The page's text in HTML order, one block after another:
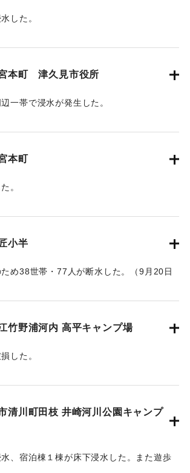
した。
本町 津久見市役所
一帯で浸水が発生した。
本町
。
小半
め38世帯・77人が断水した。（9月20日
竹野浦河内 高平キャンプ場
した。
清川町田枝 井崎河川公園キャンプ
、宿泊棟１棟が床下浸水した。また遊歩